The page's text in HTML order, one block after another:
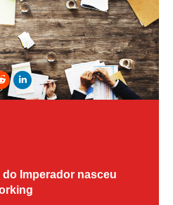
do Imperador nasceu